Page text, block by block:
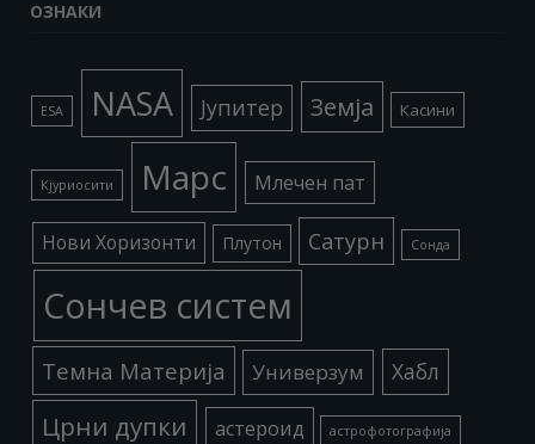
ОЗНАКИ
ESA NASA Јупитер Земја Касини
Кјуриосити Марс Млечен пат
Нови Хоризонти Плутон Сатурн Сонда
Сончев систем
Темна Материја Универзум Хабл
Црни дупки астероид астрофотографија